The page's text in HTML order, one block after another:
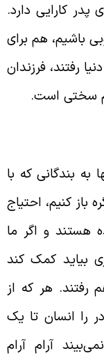
کارایی دارد.
باشیم، هم برای
رفتند، فرزندان
سختی است.
بندگانی که با
کنیم، احتیاج
و اگر ما
کمک کند
هر که از
را انسان تا یک
آرام آرام